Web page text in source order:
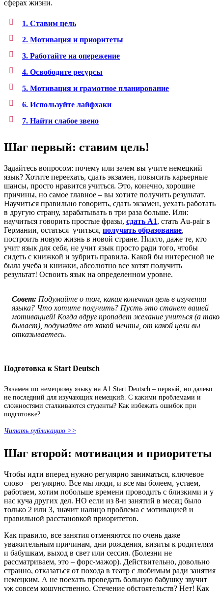
сферах жизни.
1. Ставим цель
2. Мотивация и приоритеты
3. Работайте на опережение
4. Освободите ресурсы
5. Мотивация и грамотное планирование
6. Используйте лайфхаки
7. Найти слабое звено
Шаг первый: ставим цель!
Задайтесь вопросом: почему или зачем вы учите немецкий
язык? Хотите переехать, сдать экзамен, повысить карьерные
шансы, просто нравится учиться. Это, конечно, хорошие
причины, но самое главное – вы хотите получить результат.
Научиться правильно говорить, сдать экзамен, уехать работать
в другую страну, зарабатывать в три раза больше. Или:
научиться говорить простые фразы, сдать А1, стать Au-pair в
Германии, остаться учиться, получить образование,
построить новую жизнь в новой стране. Никто, даже те, кто
учит язык для себя, не учит язык просто ради того, чтобы
сидеть с книжкой и зубрить правила. Какой бы интересной не
была учеба и книжки, абсолютно все хотят получить
результат! Освоить язык на определенном уровне.
Совет: Подумайте о том, какая конечная цель в изучении
языка? Что хотите получить? Пусть это станет вашей
мотивацией! Когда вдруг пропадет желание учиться (а
бывает), подумайте от какой мечты, от какой цели вы
отказываетесь.
Подготовка к Start Deutsch
Экзамен по немецкому языку на А1 Start Deutsch – первый, но далеко
не последний для изучающих немецкий. С какими проблемами и
сложностями сталкиваются студенты? Как избежать ошибок при
подготовке?
Читать публикацию >>
Шаг второй: мотивация и приоритеты
Чтобы идти вперед нужно регулярно заниматься, ключевое
слово – регулярно. Все мы люди, и все мы болеем, устаем,
работаем, хотим побольше времени проводить с близкими и у
нас куча других дел. НО если из 8-и занятий в месяц было
только 2 или 3, значит налицо проблема с мотивацией и
правильной расстановкой приоритетов.
Как правило, все занятия отменяются по очень даже
уважительным причинам, дни рождения, визиты к родителям
и бабушкам, выход в свет или сессия. (Болезни не
рассматриваем, это – форс-мажор). Действительно, довольно
странно, отказаться от похода в театр с любимым ради занятия
немецким. А не поехать проведать больную бабушку звучит
уж совсем кощунственно. Стечение обстоятельств? Нет! Как